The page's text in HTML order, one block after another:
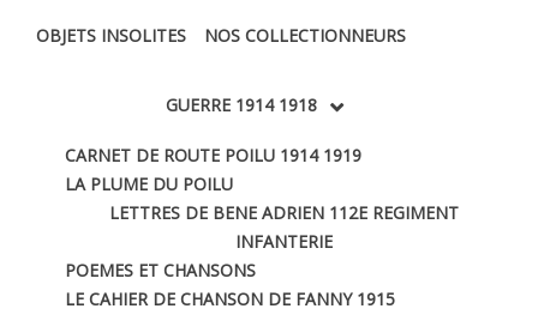
OBJETS INSOLITES NOS COLLECTIONNEURS
GUERRE 1914 1918
CARNET DE ROUTE POILU 1914 1919
LA PLUME DU POILU
LETTRES DE BENE ADRIEN 112E REGIMENT
INFANTERIE
POEMES ET CHANSONS
LE CAHIER DE CHANSON DE FANNY 1915